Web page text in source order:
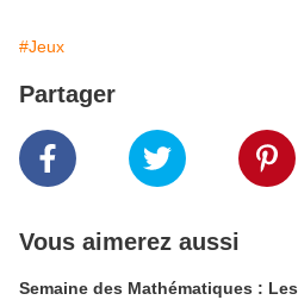
#Jeux
Partager
Vous aimerez aussi
Semaine des Mathématiques : Les